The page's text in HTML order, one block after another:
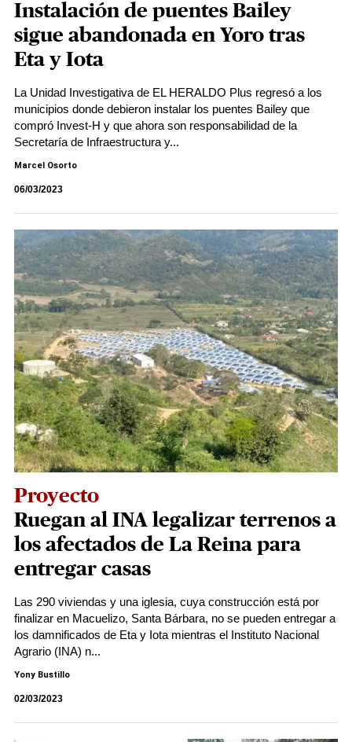
Instalación de puentes Bailey
sigue abandonada en Yoro tras
Eta y Iota
La Unidad Investigativa de EL HERALDO Plus regresó a los
municipios donde debieron instalar los puentes Bailey que
compró Invest-H y que ahora son responsabilidad de la
Secretaría de Infraestructura y...
Marcel Osorto
06/03/2023
Proyecto
Ruegan al INA legalizar terrenos a
los afectados de La Reina para
entregar casas
Las 290 viviendas y una iglesia, cuya construcción está por
finalizar en Macuelizo, Santa Bárbara, no se pueden entregar a
los damnificados de Eta y Iota mientras el Instituto Nacional
Agrario (INA) n...
Yony Bustillo
02/03/2023